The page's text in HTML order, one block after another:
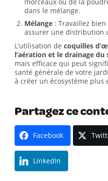
dans le mélange.
Mélange : Travaillez
assurer une distribution
L’utilisation de coquilles
l’aération et le drainage du
mais efficace qui peut
santé générale de votre
à créer un écosystème
Partagez ce
Facebook
LinkedIn